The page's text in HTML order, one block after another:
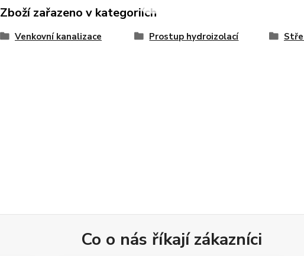
Zboží zařazeno v kategoriích
Venkovní kanalizace Prostup hydroizolací
Co o nás říkají zákazníci